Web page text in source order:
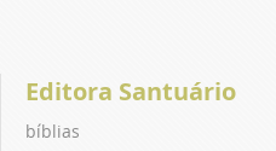
Editora Santuário
bíblias